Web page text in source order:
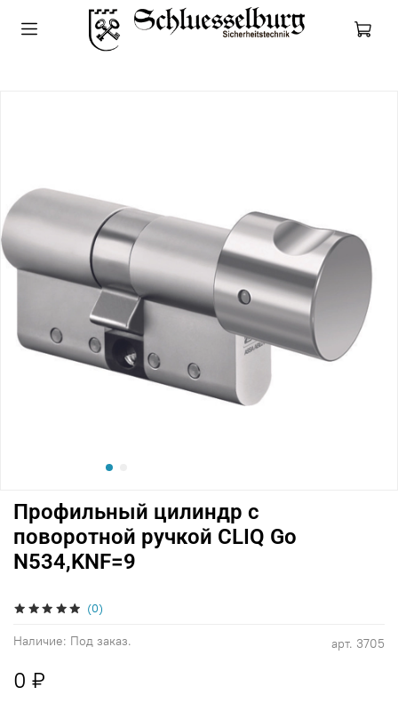
(0)
арт. 3705
Наличие: Под заказ.
Профильный цилиндр с
поворотной ручкой CLIQ Go
N534,KNF=9
0 ₽